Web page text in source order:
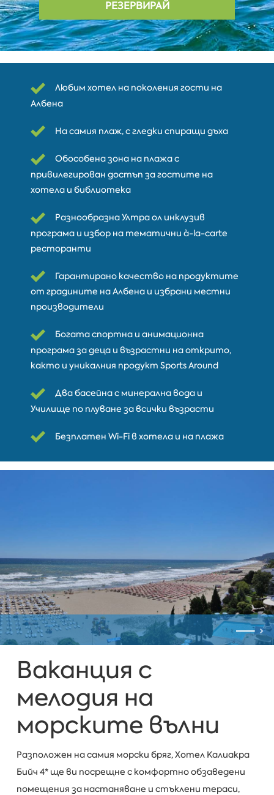
РЕЗЕРВИРАЙ
Любим хотел на поколения гости на
Албена
На самия плаж, с гледки спиращи дъха
Обособена зона на плажа с
привилегирован достъп за гостите на
хотела и библиотека
Разнообразна Ултра ол инклузив
програма и избор на тематични à-la-carte
ресторанти
Гарантирано качество на продуктите
от градините на Албена и избрани местни
производители
Богата спортна и анимационна
програма за деца и възрастни на открито,
както и уникалния продукт Sports Around
Два басейна с минерална вода и
Училище по плуване за всички възрасти
Безплатен Wi-Fi в хотела и на плажа
Ваканция с
мелодия на
морските вълни
Разположен на самия морски бряг, Хотел Калиакра
Бийч 4* ще ви посрещне с комфортно обзаведени
помещения за настаняване и стъклени тераси,